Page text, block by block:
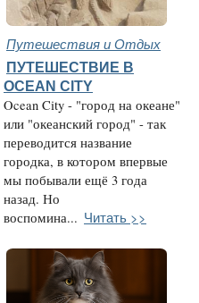
Путешествия и Отдых
ПУТЕШЕСТВИЕ В
OCEAN CITY
Ocean City - "город на океане"
или "океанский город" - так
переводится название
городка, в котором впервые
мы побывали ещё 3 года
назад. Но
воспомина... Читать >>